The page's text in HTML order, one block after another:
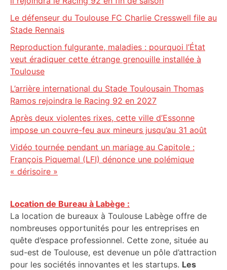
Le défenseur du Toulouse FC Charlie Cresswell file au
Stade Rennais
Reproduction fulgurante, maladies : pourquoi l’État
veut éradiquer cette étrange grenouille installée à
Toulouse
L’arrière international du Stade Toulousain Thomas
Ramos rejoindra le Racing 92 en 2027
Après deux violentes rixes, cette ville d’Essonne
impose un couvre-feu aux mineurs jusqu’au 31 août
Vidéo tournée pendant un mariage au Capitole :
François Piquemal (LFI) dénonce une polémique
« dérisoire »
Location de Bureau à Labège :
La location de bureaux à Toulouse Labège offre de
nombreuses opportunités pour les entreprises en
quête d’espace professionnel. Cette zone, située au
sud-est de Toulouse, est devenue un pôle d’attraction
pour les sociétés innovantes et les startups. Les